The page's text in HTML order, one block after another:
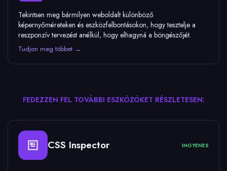
Tekintsen meg bármilyen weboldalt különböző
képernyőméreteken és eszközfelbontásokon, hogy tesztelje a
reszponzív tervezést anélkül, hogy elhagyná a böngészőjét.
Tudjon meg többet →
FEDEZZEN FEL TOVÁBBI ESZKÖZÖKET RÉSZLETESEN:
CSS Inspector INGYENES